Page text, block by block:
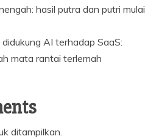
hasil putra dan putri mulai
AI terhadap SaaS:
mata rantai terlemah
ditampilkan.